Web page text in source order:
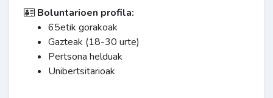
Boluntarioen profila:
65etik gorakoak
Gazteak (18-30 urte)
Pertsona helduak
Unibertsitarioak